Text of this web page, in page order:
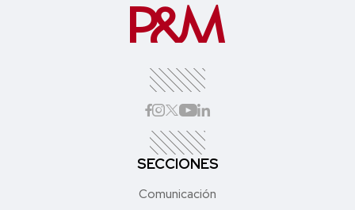
SECCIONES
Comunicación